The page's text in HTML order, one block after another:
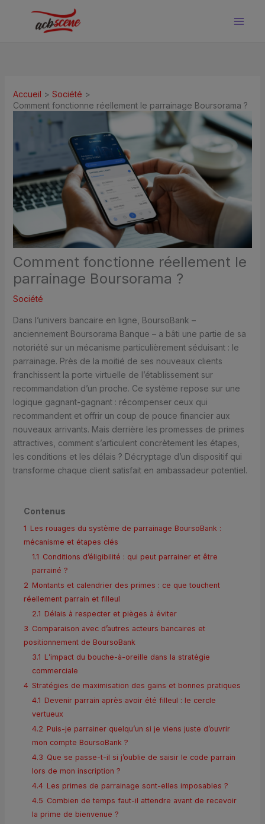
Accueil
Société
Comment fonctionne réellement le parrainage Boursorama ?
Comment fonctionne réellement le
parrainage Boursorama ?
Société
Dans l’univers bancaire en ligne, BoursoBank –
anciennement Boursorama Banque – a bâti une partie de sa
notoriété sur un mécanisme particulièrement séduisant : le
parrainage. Près de la moitié de ses nouveaux clients
franchissent la porte virtuelle de l’établissement sur
recommandation d’un proche. Ce système repose sur une
logique gagnant-gagnant : récompenser ceux qui
recommandent et offrir un coup de pouce financier aux
nouveaux arrivants. Mais derrière les promesses de primes
attractives, comment s’articulent concrètement les étapes,
les conditions et les délais ? Décryptage d’un dispositif qui
transforme chaque client satisfait en ambassadeur potentiel.
Contenus
1 Les rouages du système de parrainage BoursoBank :
mécanisme et étapes clés
1.1 Conditions d’éligibilité : qui peut parrainer et être
parrainé ?
2 Montants et calendrier des primes : ce que touchent
réellement parrain et filleul
2.1 Délais à respecter et pièges à éviter
3 Comparaison avec d’autres acteurs bancaires et
positionnement de BoursoBank
3.1 L’impact du bouche-à-oreille dans la stratégie
commerciale
4 Stratégies de maximisation des gains et bonnes pratiques
4.1 Devenir parrain après avoir été filleul : le cercle
vertueux
4.2 Puis-je parrainer quelqu’un si je viens juste d’ouvrir
mon compte BoursoBank ?
4.3 Que se passe-t-il si j’oublie de saisir le code parrain
lors de mon inscription ?
4.4 Les primes de parrainage sont-elles imposables ?
4.5 Combien de temps faut-il attendre avant de recevoir
la prime de bienvenue ?